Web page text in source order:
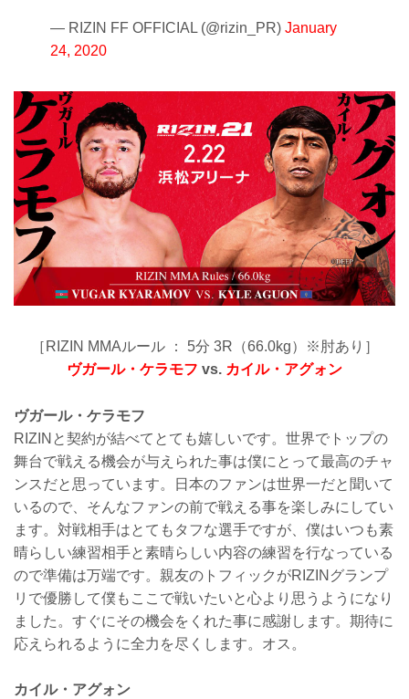
— RIZIN FF OFFICIAL (@rizin_PR) January
24, 2020
［RIZIN MMAルール ： 5分 3R（66.0kg）※肘あり］
ヴガール・ケラモフ vs. カイル・アグォン
ヴガール・ケラモフ
RIZINと契約が結べてとても嬉しいです。世界でトップの
舞台で戦える機会が与えられた事は僕にとって最高のチャ
ンスだと思っています。日本のファンは世界一だと聞いて
いるので、そんなファンの前で戦える事を楽しみにしてい
ます。対戦相手はとてもタフな選手ですが、僕はいつも素
晴らしい練習相手と素晴らしい内容の練習を行なっている
ので準備は万端です。親友のトフィックがRIZINグランプ
リで優勝して僕もここで戦いたいと心より思うようになり
ました。すぐにその機会をくれた事に感謝します。期待に
応えられるように全力を尽くします。オス。
カイル・アグォン